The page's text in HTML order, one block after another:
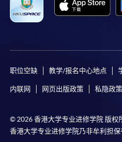
职位空缺 教学/报名中心地点
内联网 网页出版政策 私隐政策
© 2026 香港大学专业进修学院 版权
香港大学专业进修学院乃非牟利担保